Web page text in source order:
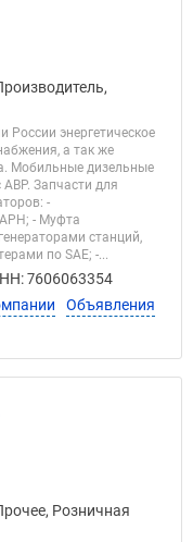
России энергетическое
а так же
Мобильные дизельные
Запчасти для
-
- Муфта
станций,
по SAE; -...
7606063354
Объявления
Розничная